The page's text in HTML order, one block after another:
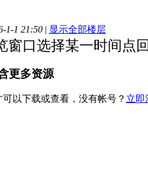
1-1 21:50 | 显示全部楼层
窗口选择某一时间点
更多资源
可以下载或查看，没有帐号？ 立即